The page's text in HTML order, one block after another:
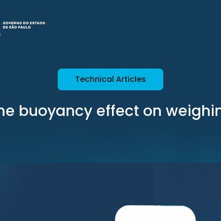
Technical Articles
buoyancy effect on